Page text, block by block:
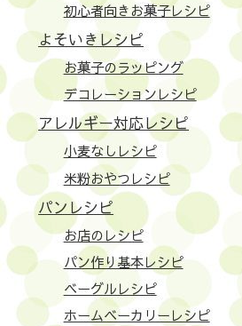
初心者向きお菓子レシピ
よそいきレシピ
お菓子のラッピング
デコレーションレシピ
アレルギー対応レシピ
小麦なしレシピ
米粉おやつレシピ
パンレシピ
お店のレシピ
パン作り基本レシピ
ベーグルレシピ
ホームベーカリーレシピ